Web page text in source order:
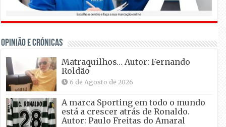
OPINIÃO E CRÓNICAS
Matraquilhos… Autor: Fernando
Roldão
6 de Agosto de 2026
A marca Sporting em todo o mundo
está a crescer atrás de Ronaldo.
Autor: Paulo Freitas do Amaral